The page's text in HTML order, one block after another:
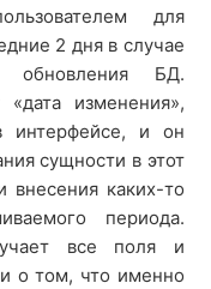
для
2 дня в случае
обновления БД.
изменения»,
интерфейсе, и он
сущности в этот
внесения каких-то
периода.
все поля и
о том, что именно